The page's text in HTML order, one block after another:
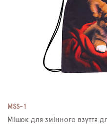
MSS-1
Мішок для змінного взуття